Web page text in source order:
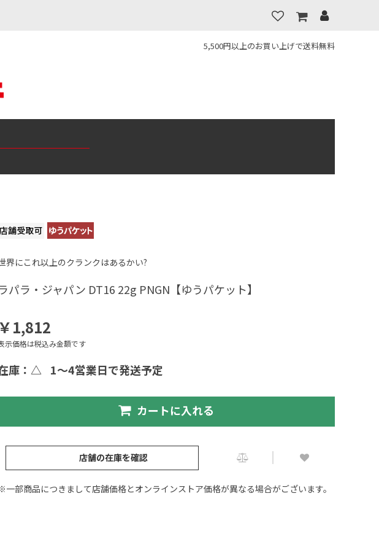
5,500円以上のお買い上げで送料無料
界にこれ以上のクランクはあるかい?
パラ・ジャパン DT16 22g PNGN【ゆうパケット】
￥1,812
示価格は税込み金額です
庫：△ 1～4営業日で発送予定
カートに入れる
店舗の在庫を確認
一部商品につきまして店舗価格とオンラインストア価格が異なる場合がございます。